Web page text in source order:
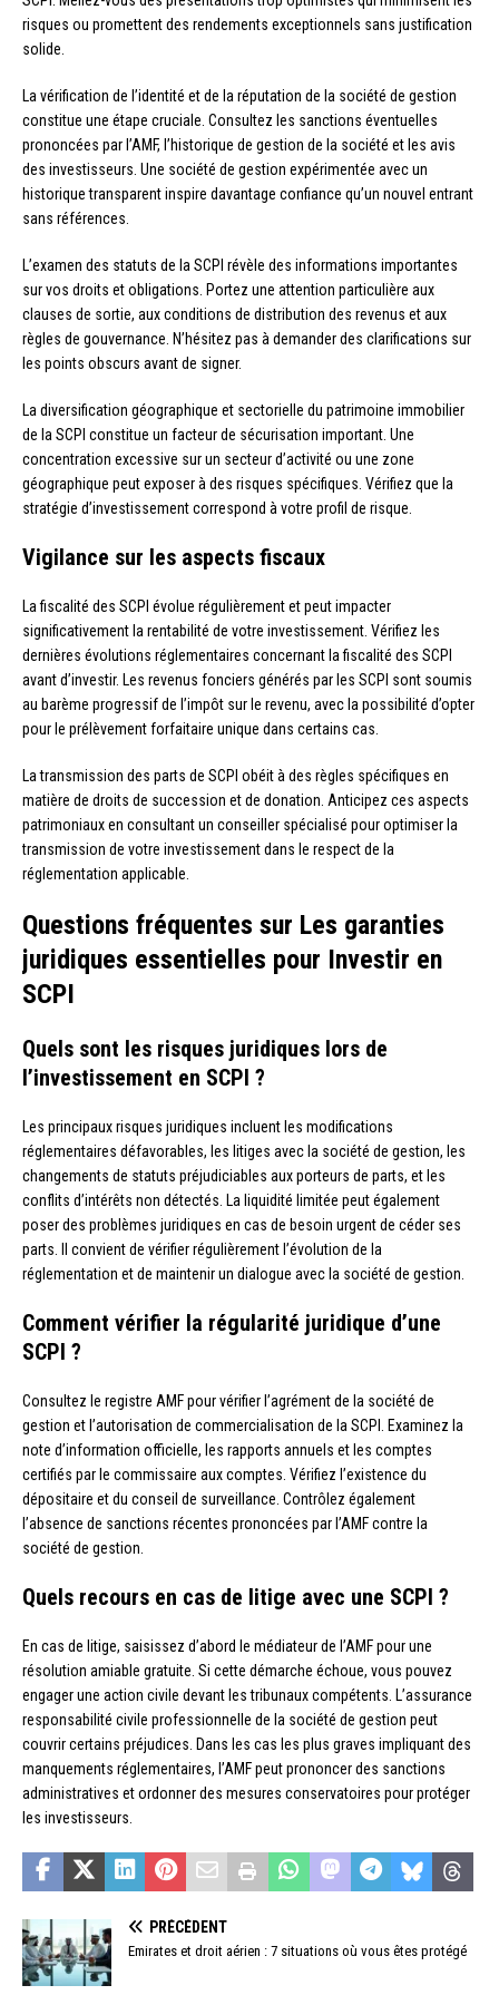
risques ou promettent des rendements exceptionnels sans justification
solide.
La vérification de l’identité et de la réputation de la société de gestion
constitue une étape cruciale. Consultez les sanctions éventuelles
prononcées par l’AMF, l’historique de gestion de la société et les avis
des investisseurs. Une société de gestion expérimentée avec un
historique transparent inspire davantage confiance qu’un nouvel entrant
sans références.
L’examen des statuts de la SCPI révèle des informations importantes
sur vos droits et obligations. Portez une attention particulière aux
clauses de sortie, aux conditions de distribution des revenus et aux
règles de gouvernance. N’hésitez pas à demander des clarifications sur
les points obscurs avant de signer.
La diversification géographique et sectorielle du patrimoine immobilier
de la SCPI constitue un facteur de sécurisation important. Une
concentration excessive sur un secteur d’activité ou une zone
géographique peut exposer à des risques spécifiques. Vérifiez que la
stratégie d’investissement correspond à votre profil de risque.
Vigilance sur les aspects fiscaux
La fiscalité des SCPI évolue régulièrement et peut impacter
significativement la rentabilité de votre investissement. Vérifiez les
dernières évolutions réglementaires concernant la fiscalité des SCPI
avant d’investir. Les revenus fonciers générés par les SCPI sont soumis
au barème progressif de l’impôt sur le revenu, avec la possibilité d’opter
pour le prélèvement forfaitaire unique dans certains cas.
La transmission des parts de SCPI obéit à des règles spécifiques en
matière de droits de succession et de donation. Anticipez ces aspects
patrimoniaux en consultant un conseiller spécialisé pour optimiser la
transmission de votre investissement dans le respect de la
réglementation applicable.
Questions fréquentes sur Les garanties
juridiques essentielles pour Investir en
SCPI
Quels sont les risques juridiques lors de
l’investissement en SCPI ?
Les principaux risques juridiques incluent les modifications
réglementaires défavorables, les litiges avec la société de gestion, les
changements de statuts préjudiciables aux porteurs de parts, et les
conflits d’intérêts non détectés. La liquidité limitée peut également
poser des problèmes juridiques en cas de besoin urgent de céder ses
parts. Il convient de vérifier régulièrement l’évolution de la
réglementation et de maintenir un dialogue avec la société de gestion.
Comment vérifier la régularité juridique d’une
SCPI ?
Consultez le registre AMF pour vérifier l’agrément de la société de
gestion et l’autorisation de commercialisation de la SCPI. Examinez la
note d’information officielle, les rapports annuels et les comptes
certifiés par le commissaire aux comptes. Vérifiez l’existence du
dépositaire et du conseil de surveillance. Contrôlez également
l’absence de sanctions récentes prononcées par l’AMF contre la
société de gestion.
Quels recours en cas de litige avec une SCPI ?
En cas de litige, saisissez d’abord le médiateur de l’AMF pour une
résolution amiable gratuite. Si cette démarche échoue, vous pouvez
engager une action civile devant les tribunaux compétents. L’assurance
responsabilité civile professionnelle de la société de gestion peut
couvrir certains préjudices. Dans les cas les plus graves impliquant des
manquements réglementaires, l’AMF peut prononcer des sanctions
administratives et ordonner des mesures conservatoires pour protéger
les investisseurs.
PRÉCÉDENT
Emirates et droit aérien : 7 situations où vous êtes protégé